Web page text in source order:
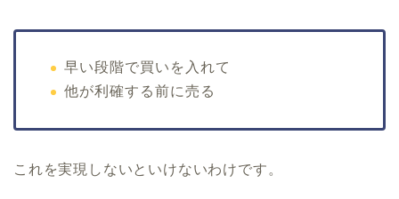
早い段階で買いを入れて
他が利確する前に売る
これを実現しないといけないわけです。